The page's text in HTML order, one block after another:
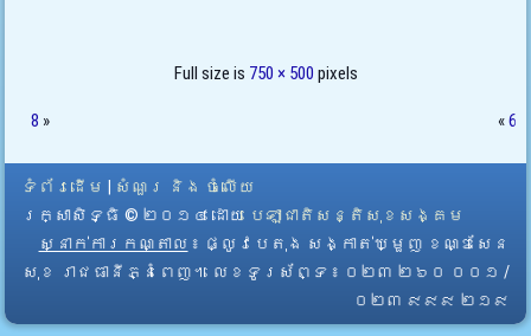
Full size is 750 × 500 pixels
8 » «6
ទំព័រដើម
សំណួរ និង ចំលើយ
រក្សាសិទ្ធិ © ២០១៤ ដោយ​ បេឡាជាតិសន្តិសុខសង្គម
ស្នាក់ការកណ្តាល ៖ ផ្លូវបេតុង សង្កាត់ឃ្មួញ ខណ្ឌសែន
សុខ រាជធានីភ្នំពេញ។ លេខទូរស័ព្ទ ៖ ០២៣ ២៦០ ០០១ /
០២៣ ៩៩៩ ២១៩